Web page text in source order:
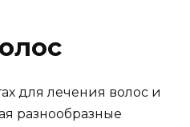
для лечения волос и
разнообразные